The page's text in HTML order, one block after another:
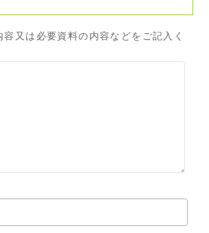
又は必要資料の内容などをご記入く